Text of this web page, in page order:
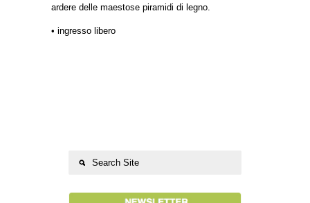
ardere delle maestose piramidi di legno.
• ingresso libero